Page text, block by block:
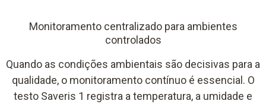
Monitoramento centralizado para ambientes
controlados
Quando as condições ambientais são decisivas para a
qualidade, o monitoramento contínuo é essencial. O
testo Saveris 1 registra a temperatura, a umidade e